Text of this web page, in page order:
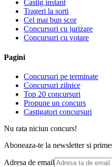
Castig instant
Trageri la sorti
Cel mai bun scor
Concursuri cu jurizare
Concursuri cu votare
Pagini
Concursuri pe terminate
Concursuri zilnice
Top 20 concursuri
Propune un concurs
Castigatori concursuri
Nu rata niciun concurs!
Aboneaza-te la newsletter si
Adresa de email